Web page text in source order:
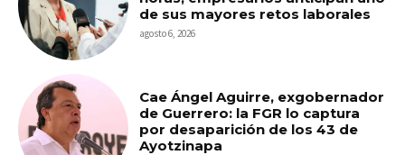
de sus mayores retos laborales
agosto 6, 2026
Cae Ángel Aguirre, exgobernador
de Guerrero: la FGR lo captura
por desaparición de los 43 de
Ayotzinapa